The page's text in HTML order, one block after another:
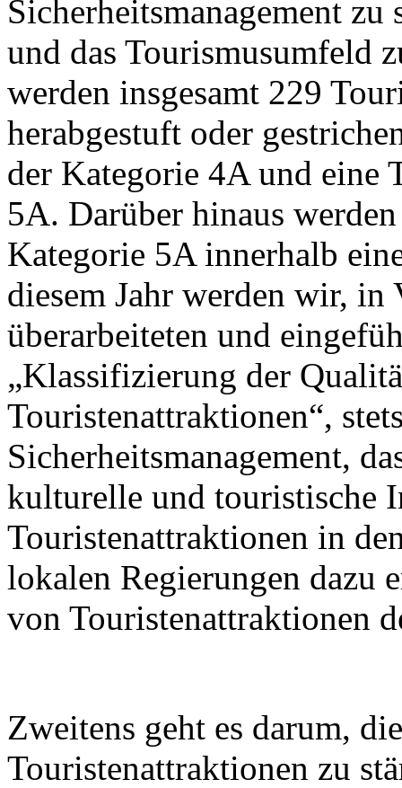
Sicherheitsmanagement
und das Tourismusumfeld
werden insgesamt 229
herabgestuft oder
der Kategorie 4A und eine
5A. Darüber hinaus
Kategorie 5A innerhalb
diesem Jahr werden wir,
überarbeiteten und
„Klassifizierung der
Touristenattraktionen“,
Sicherheitsmanagement,
kulturelle und touristische
Touristenattraktionen in
lokalen Regierungen dazu
von Touristenattraktionen
Zweitens geht es darum,
Touristenattraktionen zu